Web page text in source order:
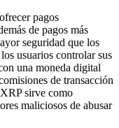
pagos
de pagos más
seguridad que los
usuarios controlar sus
una moneda digital
de transacción
sirve como
maliciosos de abusar